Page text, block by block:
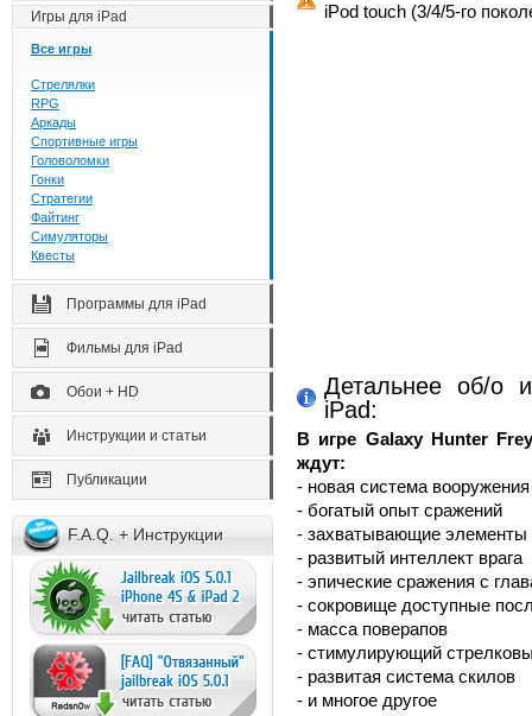
Игры для iPad
Все игры
Стрелялки
RPG
Аркады
Спортивные игры
Головоломки
Гонки
Стратегии
Файтинг
Симуляторы
Квесты
Программы для iPad
Фильмы для iPad
Обои + HD
Инструкции и статьи
Публикации
F.A.Q. + Инструкции
iPod touch (3/4/5-го
Детальнее об/о
iPad:
В игре Galaxy Hunter
ждут:
- новая система вооружения
- богатый опыт сражений
- захватывающие элементы
- развитый интеллект врага
- эпические сражения с
- сокровище доступные
- масса поверапов
- стимулирующий
- развитая система скилов
- и многое другое